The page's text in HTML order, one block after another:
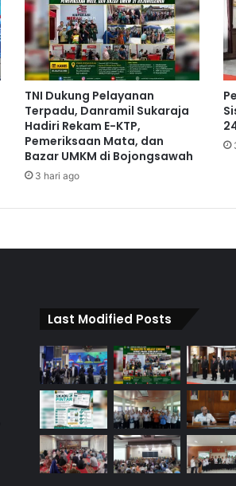
TNI Dukung Pelayanan
Terpadu, Danramil Sukaraja
Hadiri Rekam E-KTP,
Pemeriksaan Mata, dan
Bazar UMKM di Bojongsawah
3 hari ago
Last Modified Posts